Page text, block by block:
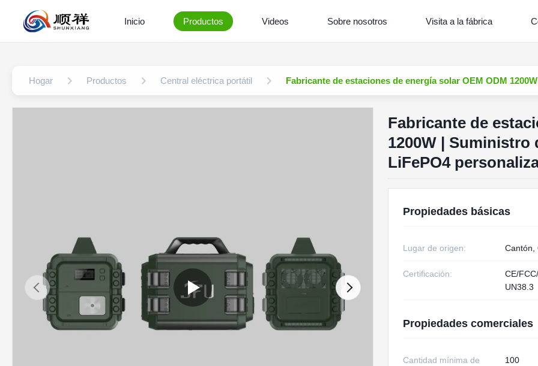
Inicio Productos Videos Sobre nosotros Visita a la fábrica
Hogar Productos Central eléctrica portátil Fabricante de estaciones de energía solar OEM ODM
Fabricante de
1200W | Suministro
LiFePO4
Propiedades básicas
Lugar de origen: Cantón,
Certificación:
CE/
UN38.3
Propiedades comerciales
Cantidad mínima de
100